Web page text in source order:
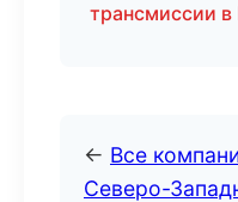
трансмиссии
← Все
Северо-